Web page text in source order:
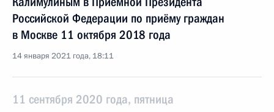
Российской Федерации по приёму граждан
в Москве 11 октября 2018 года
14 января 2021 года, 18:11
11 сентября 2020 года, пятница